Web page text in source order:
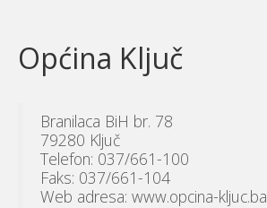
Općina Ključ
Branilaca BiH br. 78
79280 Ključ
Telefon: 037/661-100
Faks: 037/661-104
Web adresa: www.opcina-kljuc.ba